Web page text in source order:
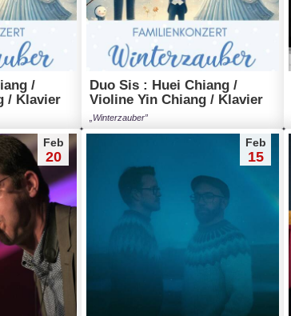
/
/ Klavier
Duo Sis : Huei Chiang /
Violine Yin Chiang / Klavier
„Winterzauber”
Feb
20
Feb
15